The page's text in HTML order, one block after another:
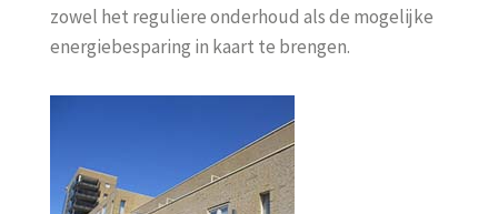
zowel het reguliere onderhoud als de mogelijke
energiebesparing in kaart te brengen.